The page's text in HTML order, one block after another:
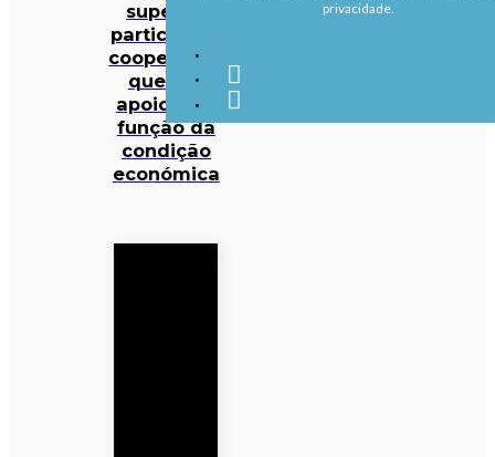
superior
particular e
cooperativo
querem
apoios em
função da
condição
económica
privacidade.